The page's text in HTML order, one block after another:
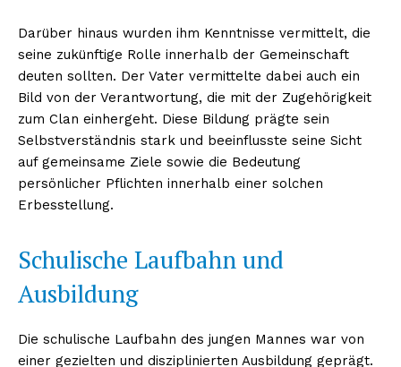
Darüber hinaus wurden ihm Kenntnisse vermittelt, die
seine zukünftige Rolle innerhalb der Gemeinschaft
deuten sollten. Der Vater vermittelte dabei auch ein
Bild von der Verantwortung, die mit der Zugehörigkeit
zum Clan einhergeht. Diese Bildung prägte sein
Selbstverständnis stark und beeinflusste seine Sicht
auf gemeinsame Ziele sowie die Bedeutung
persönlicher Pflichten innerhalb einer solchen
Erbesstellung.
Schulische Laufbahn und
Ausbildung
Die schulische Laufbahn des jungen Mannes war von
einer gezielten und disziplinierten Ausbildung geprägt.